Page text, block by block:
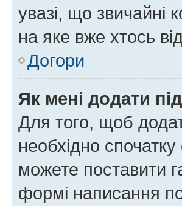
увазі, що звичайні
на яке вже хтось
Догори
Як мені додати
Для того, щоб
необхідно
можете поставити
формі написання